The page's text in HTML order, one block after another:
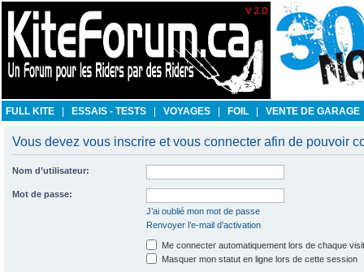
FULL KITE ESSAIS - TESTS VOYAGES FOIL VENTE DE GARAGE
Vous devez vous inscrire et vous connecter afin de pouvoir
Nom d’utilisateur:
Mot de passe:
J’ai oublié mon mot de passe
Renvoyer l’e-mail d’activation
Me connecter automatiquement lors de chaque
Masquer mon statut en ligne lors de cette session